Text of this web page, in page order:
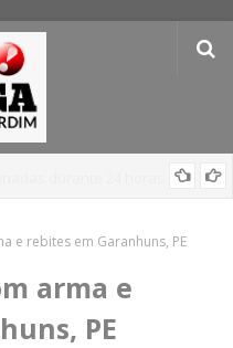
e rebites em Garanhuns, PE
arma e
PE